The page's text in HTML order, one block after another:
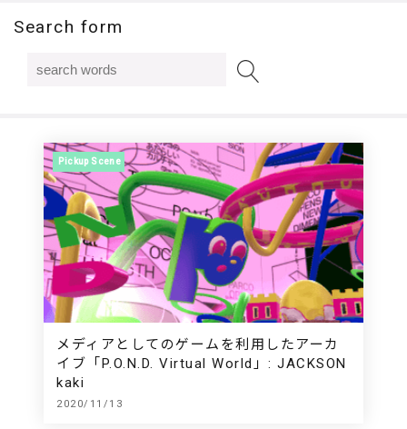
Search form
Pickup Scene
メディアとしてのゲームを利用したアーカ
イブ「P.O.N.D. Virtual World」: JACKSON
kaki
2020/11/13